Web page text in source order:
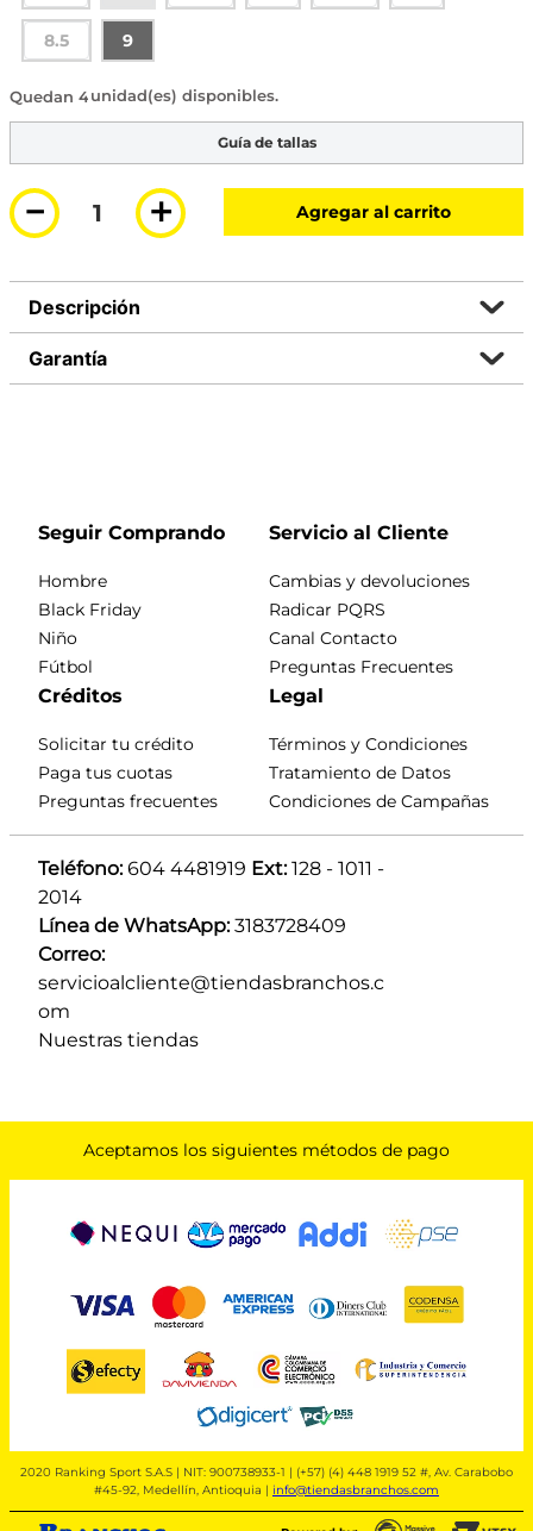
8.5 9
4 disponibles
Guía de tallas
＋
－ Agregar al carrito
Descripción
Garantía
Seguir Comprando
Hombre
Black Friday
Niño
Fútbol
Servicio al Cliente
Cambias y devoluciones
Radicar PQRS
Canal Contacto
Preguntas Frecuentes
Créditos
Solicitar tu crédito
Paga tus cuotas
Preguntas frecuentes
Legal
Términos y Condiciones
Tratamiento de Datos
Condiciones de Campañas
Teléfono: 604 4481919 Ext: 128 - 1011 -
2014
Línea de WhatsApp: 3183728409
Correo:
servicioalcliente@tiendasbranchos.c
om
Nuestras tiendas
Aceptamos los siguientes métodos de pago
2020 Ranking Sport S.A.S | NIT: 900738933-1 | (+57) (4) 448 1919 52 #, Av. Carabobo
#45-92, Medellín, Antioquia | info@tiendasbranchos.com